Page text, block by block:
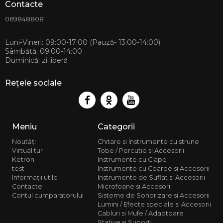
Contacte
069848808
Luni-Vineri: 09:00-17:00 (Pauză- 13:00-14:00)
Sâmbătă: 09:00-14:00
Duminică: zi liberă
Rețele sociale
Meniu
Noutăți
Virtual tur
Ketron
test
Informații utile
Contacte
Contul cumparatorului
Categorii
Chitare si Instrumente cu strune
Tobe / Percutie si Accesorii
Instrumente cu Clape
Instrumente cu Coarde si Accesorii
Instrumente de Suflat si Accesorii
Microfoane si Accesorii
Sisteme de Sonorizare si Accesorii
Lumini / Efecte speciale si Accesorii
Cabluri si Mufe / Adaptoare